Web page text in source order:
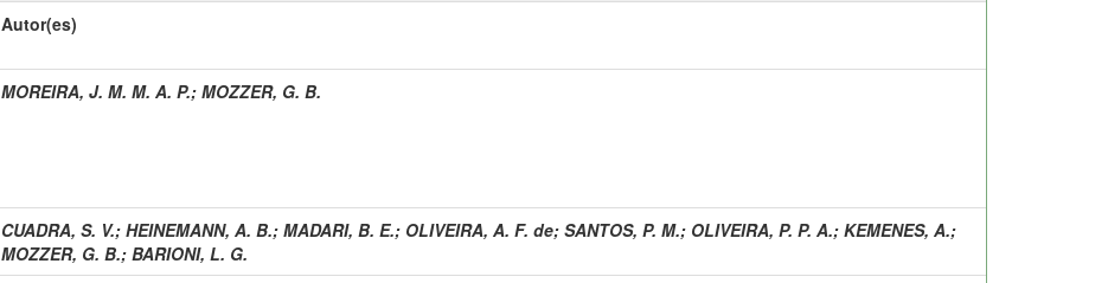
Autor(es)
MOREIRA, J. M. M. A. P.; MOZZER, G. B.
CUADRA, S. V.; HEINEMANN, A. B.; MADARI, B. E.; OLIVEIRA, A. F. de; SANTOS, P. M.; OLIVEIRA, P. P. A.; KEMENES, A.;
MOZZER, G. B.; BARIONI, L. G.